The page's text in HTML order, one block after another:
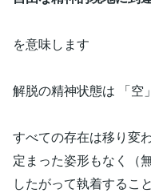
を意味します
解脱の精神状態は 「空
すべての存在は移り変
定まった姿形もなく（無
したがって執着するこ